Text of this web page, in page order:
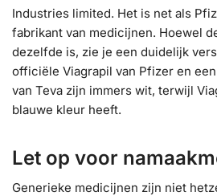
Industries limited. Het is net als
fabrikant van medicijnen. Hoewel
dezelfde is, zie je een duidelijk
officiële Viagrapil van Pfizer en
van Teva zijn immers wit, terwijl
blauwe kleur heeft.
Let op voor
Generieke medicijnen zijn niet